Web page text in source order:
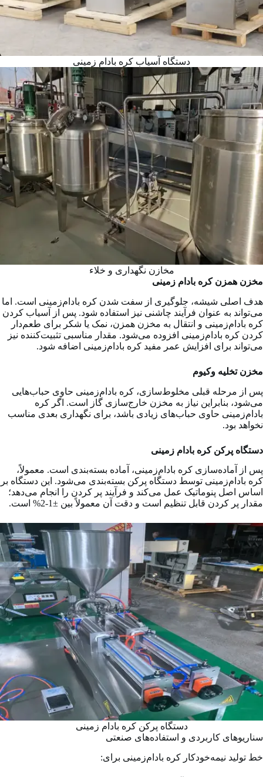
دستگاه آسیاب کره بادام زمینی
مخازن نگهداری و خلاء
مخزن همزن کره بادام زمینی
هدف اصلی شیشه، جلوگیری از سفت شدن کره بادام‌زمینی است. اما
می‌تواند به عنوان فرآیند چاشنی نیز استفاده شود. پس از آسیاب کردن
کره بادام‌زمینی و انتقال به مخزن همزن، نمک یا شکر برای طعم‌دار
کردن کره بادام‌زمینی افزوده می‌شود. مقدار مناسبی تثبیت‌کننده نیز
می‌تواند برای افزایش عمر مفید کره بادام‌زمینی اضافه شود.
مخزن تخلیه وکیوم
پس از مرحله قبلی مخلوط‌سازی، کره بادام‌زمینی حاوی حباب‌هایی
می‌شود، بنابراین نیاز به مخزن خارج‌سازی گاز است. اگر کره
بادام‌زمینی حاوی حباب‌های زیادی باشد، برای نگهداری بعدی مناسب
نخواهد بود.
دستگاه پرکن کره بادام زمینی
پس از آماده‌سازی کره بادام‌زمینی، آماده بسته‌بندی است. معمولاً،
کره بادام‌زمینی توسط دستگاه پرکن بسته‌بندی می‌شود. این دستگاه بر
اساس اصل پنوماتیک عمل می‌کند و فرآیند پر کردن را انجام می‌دهد؛
مقدار پر کردن قابل تنظیم است و دقت آن معمولاً بین ±1-2% است.
دستگاه پرکن کره بادام زمینی
سناریوهای کاربردی و استفاده‌های صنعتی
خط تولید نیمه‌خودکار کره بادام‌زمینی برای: